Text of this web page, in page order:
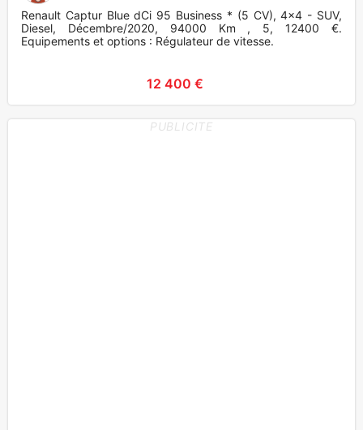
Renault Captur Blue dCi 95 Business * (5 CV), 4x4 - SUV,
Diesel, Décembre/2020, 94000 Km , 5, 12400 €.
Equipements et options : Régulateur de vitesse.
12 400 €
PUBLICITE